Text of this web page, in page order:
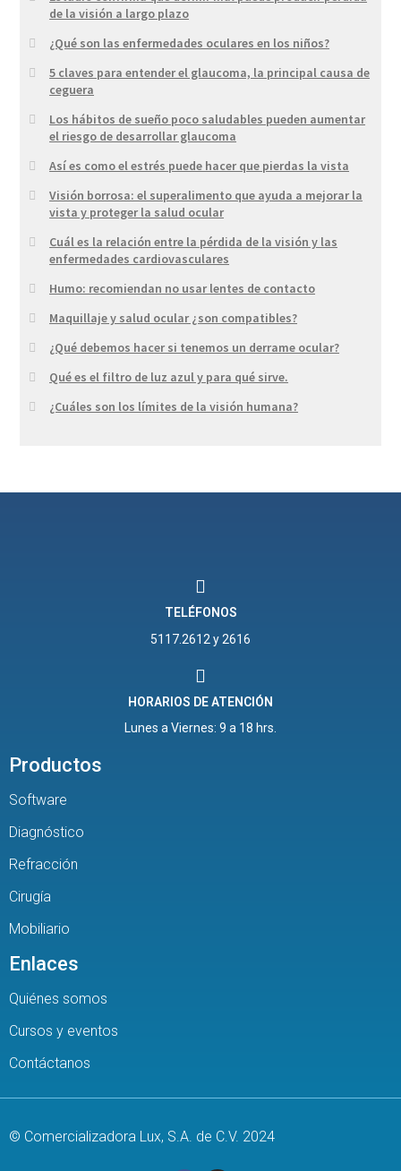
de la visión a largo plazo
¿Qué son las enfermedades oculares en los niños?
5 claves para entender el glaucoma, la principal causa de
ceguera
Los hábitos de sueño poco saludables pueden aumentar
el riesgo de desarrollar glaucoma
Así es como el estrés puede hacer que pierdas la vista
Visión borrosa: el superalimento que ayuda a mejorar la
vista y proteger la salud ocular
Cuál es la relación entre la pérdida de la visión y las
enfermedades cardiovasculares
Humo: recomiendan no usar lentes de contacto
Maquillaje y salud ocular ¿son compatibles?
¿Qué debemos hacer si tenemos un derrame ocular?
Qué es el filtro de luz azul y para qué sirve.
¿Cuáles son los límites de la visión humana?
TELÉFONOS
5117.2612 y 2616
HORARIOS DE ATENCIÓN
Lunes a Viernes: 9 a 18 hrs.
Productos
Software
Diagnóstico
Refracción
Cirugía
Mobiliario
Enlaces
Quiénes somos
Cursos y eventos
Contáctanos
© Comercializadora Lux, S.A. de C.V. 2024